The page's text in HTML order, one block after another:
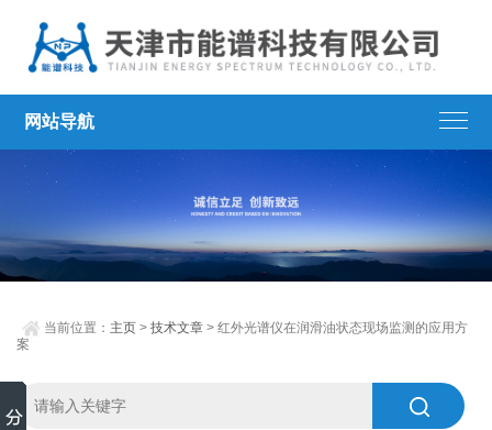
网站导航
当前位置： 主页 >技术文章 > 红外光谱仪在润滑油状态现场监测的应用方
案